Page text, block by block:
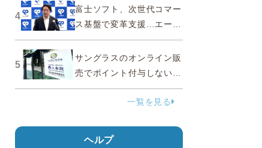
措置命令
4
富士ソフト、次世代コマー
ス基盤で変革支援…エージ
ェンティックコマースに対
応
5
サングラスのオンライン販
売でポイント付与しないよ
う要請、ルックスオティカ
ジャパンが確約手続
一覧を見る
ヘルプ